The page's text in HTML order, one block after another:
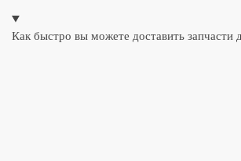
Как быстро вы можете доставить запчасти